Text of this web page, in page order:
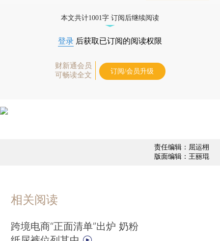
本文共计1001字 订阅后继续阅读
登录 后获取已订阅的阅读权限
财新通会员
可畅读全文
订阅/会员升级
责任编辑：屈运栩
版面编辑：王丽琨
相关阅读
跨境电商“正面清单”出炉 奶粉